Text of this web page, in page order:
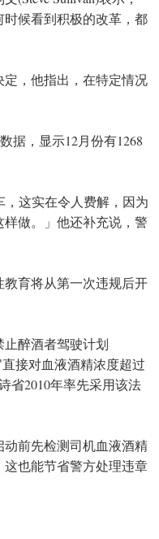
时候看到积极的改革，都
，他指出，在特定情况
据，显示12月份有1268
，这实在令人费解，因为
做。」他还补充说，警
育将从第一次违规后开
醉酒者驾驶计划
直接对血液酒精浓度超过
省2010年率先采用该法
前先检测司机血液酒精
也能节省警方处理违章